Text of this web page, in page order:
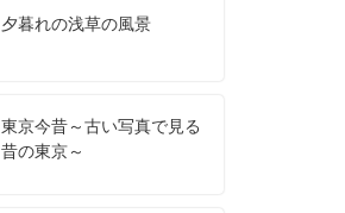
夕暮れの浅草の風景
東京今昔～古い写真で見る
昔の東京～